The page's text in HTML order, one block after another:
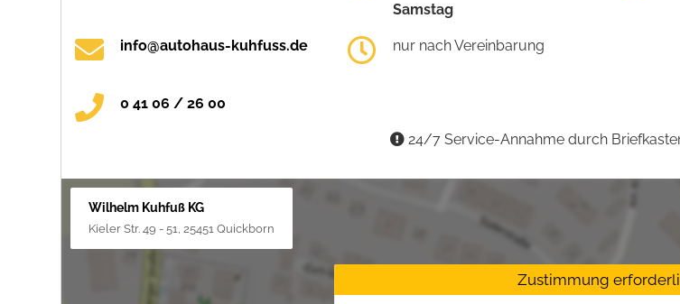
info@autohaus-kuhfuss.de
0 41 06 / 26 00
Samstag
nur nach Vereinbarung
24/7 Service-Annahme durch
Wilhelm Kuhfuß KG
Kieler Str. 49 - 51, 25451 Quickborn
Zustimmung